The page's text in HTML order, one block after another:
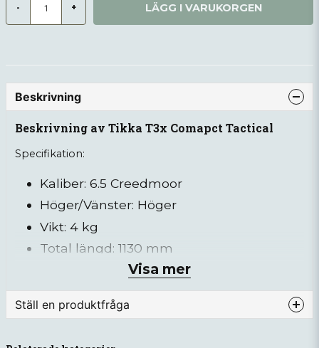
- + LÄGG I VARUKORGEN
Beskrivning
Beskrivning av Tikka T3x Comapct Tactical
Specifikation:
Kaliber: 6.5 Creedmoor
Höger/Vänster: Höger
Vikt: 4 kg
Total längd: 1130 mm
Pipans längd: 610 mm
Pipans twist: 1:8
Magasinkapacitet: 10 + 1
Visa mer
Ställ en produktfråga
Fråga oss något om denna produkten...